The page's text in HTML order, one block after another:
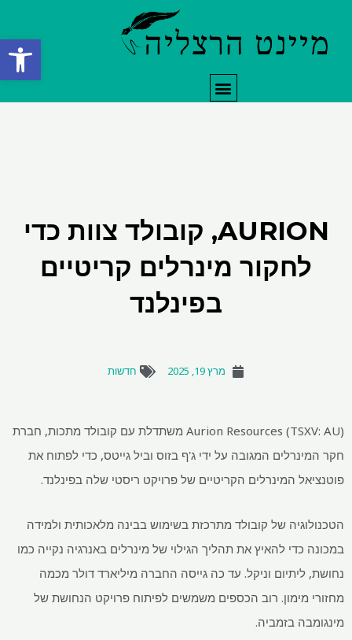
פתח
תפריט
AURION, קובולד צוות כדי
לחקור מינרלים קריטיים
בפינלנד
מרץ 19, 2025 חדשות
Aurion Resources (TSXV: AU) משתדלת עם קובולד מתכות, חברת
חקר המינרלים המגובה על ידי ג'ף בזוס וביל גייטס, כדי לפתוח את
פוטנציאל המינרלים הקריטיים של פרויקט ריסטי שלה בפינלנד.
הטכנולוגיה של קובולד מתרכזת בשימוש בבינה מלאכותית ולמידה
במכונה כדי להאיץ את תהליך הגילוי של מינרלים באנרגיה נקייה כמו
נחושת, ליתיום וניקל. עד כה גייסה החברה מיליארד דולר מכמה
מחזורי מימון. רוב הכספים משמשים לפיתוח פרויקט הנחושת של
מינגומבה בזמביה.